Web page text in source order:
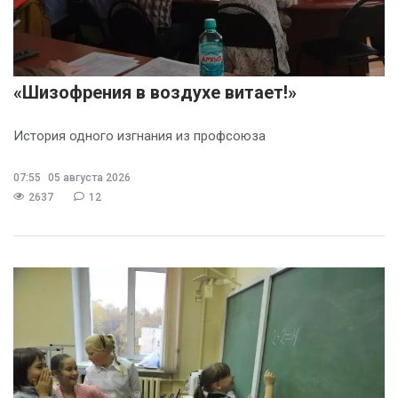
Иван Панов (5)
Анна Лопаткина
Артём Шишков(4)
(4)
Ольга Агаркова
Вадим Большаков
Никита Бобриков
(3)
«Шизофрения в воздухе витает!»
История одного изгнания из профсоюза
07:55
05 августа 2026
2637
12